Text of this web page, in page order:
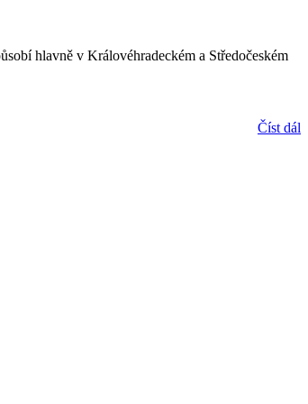
hlavně v Královéhradeckém a Středočeském
Číst dál